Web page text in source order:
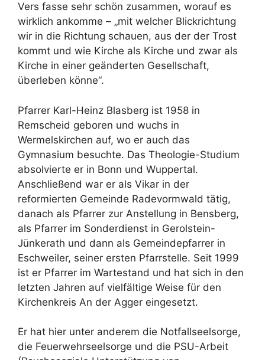
Vers fasse sehr schön zusammen, worauf es
wirklich ankomme – „mit welcher Blickrichtung
wir in die Richtung schauen, aus der der Trost
kommt und wie Kirche als Kirche und zwar als
Kirche in einer geänderten Gesellschaft,
überleben könne“.
Pfarrer Karl-Heinz Blasberg ist 1958 in
Remscheid geboren und wuchs in
Wermelskirchen auf, wo er auch das
Gymnasium besuchte. Das Theologie-Studium
absolvierte er in Bonn und Wuppertal.
Anschließend war er als Vikar in der
reformierten Gemeinde Radevormwald tätig,
danach als Pfarrer zur Anstellung in Bensberg,
als Pfarrer im Sonderdienst in Gerolstein-
Jünkerath und dann als Gemeindepfarrer in
Eschweiler, seiner ersten Pfarrstelle. Seit 1999
ist er Pfarrer im Wartestand und hat sich in den
letzten Jahren auf vielfältige Weise für den
Kirchenkreis An der Agger eingesetzt.
Er hat hier unter anderem die Notfallseelsorge,
die Feuerwehrseelsorge und die PSU-Arbeit